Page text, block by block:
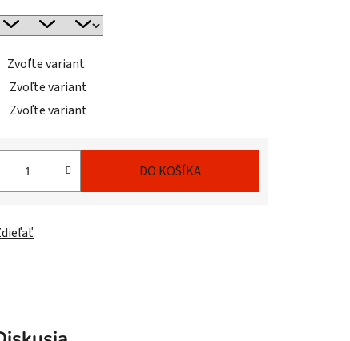
Zvoľte variant
Zvoľte variant
Zvoľte variant
DO KOŠÍKA